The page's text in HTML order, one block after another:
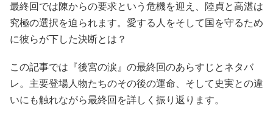
最終回では陳からの要求という危機を迎え、陸貞と高湛は
究極の選択を迫られます。愛する人をそして国を守るため
に彼らが下した決断とは？
この記事では『後宮の涙』の最終回のあらすじとネタバ
レ。主要登場人物たちのその後の運命、そして史実との違
いにも触れながら最終回を詳しく振り返ります。